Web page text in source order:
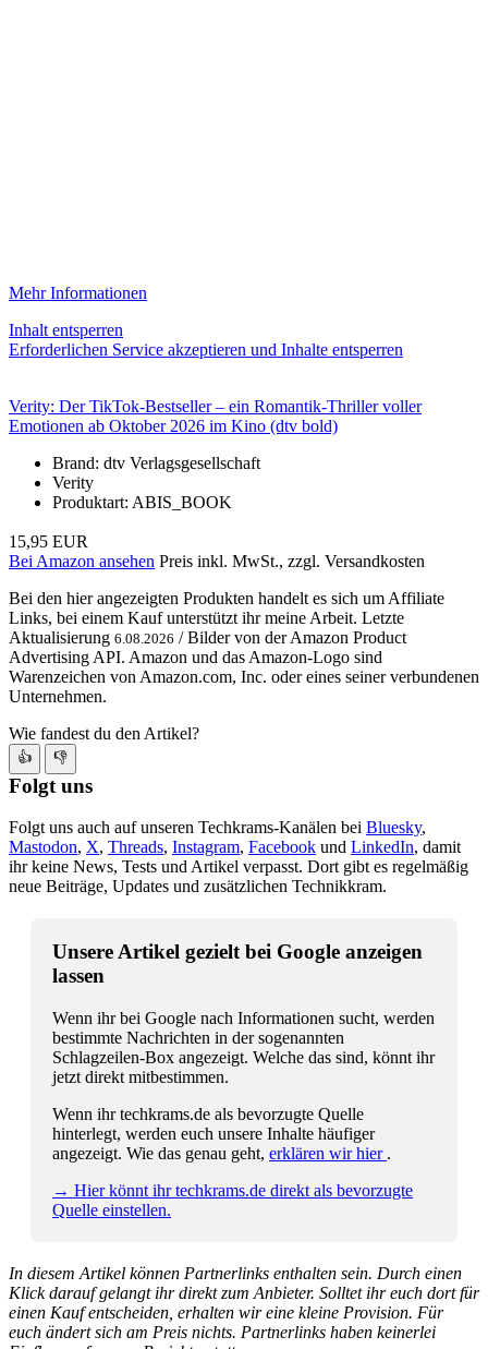
Mehr Informationen
Inhalt entsperren
Erforderlichen Service akzeptieren und Inhalte entsperren
Verity: Der TikTok-Bestseller – ein Romantik-Thriller voller
Emotionen ab Oktober 2026 im Kino (dtv bold)
Brand: dtv Verlagsgesellschaft
Verity
Produktart: ABIS_BOOK
15,95 EUR
Bei Amazon ansehen Preis inkl. MwSt., zzgl. Versandkosten
Bei den hier angezeigten Produkten handelt es sich um Affiliate
Links, bei einem Kauf unterstützt ihr meine Arbeit. Letzte
Aktualisierung 6.08.2026 / Bilder von der Amazon Product
Advertising API. Amazon und das Amazon-Logo sind
Warenzeichen von Amazon.com, Inc. oder eines seiner verbundenen
Unternehmen.
Wie fandest du den Artikel?
👍 👎
Folgt uns
Folgt uns auch auf unseren Techkrams-Kanälen bei Bluesky,
Mastodon, X, Threads, Instagram, Facebook und LinkedIn, damit
ihr keine News, Tests und Artikel verpasst. Dort gibt es regelmäßig
neue Beiträge, Updates und zusätzlichen Technikkram.
Unsere Artikel gezielt bei Google anzeigen
lassen
Wenn ihr bei Google nach Informationen sucht, werden
bestimmte Nachrichten in der sogenannten
Schlagzeilen-Box angezeigt. Welche das sind, könnt ihr
jetzt direkt mitbestimmen.
Wenn ihr techkrams.de als bevorzugte Quelle
hinterlegt, werden euch unsere Inhalte häufiger
angezeigt. Wie das genau geht, erklären wir hier .
→ Hier könnt ihr techkrams.de direkt als bevorzugte
Quelle einstellen.
In diesem Artikel können Partnerlinks enthalten sein. Durch einen
Klick darauf gelangt ihr direkt zum Anbieter. Solltet ihr euch dort für
einen Kauf entscheiden, erhalten wir eine kleine Provision. Für
euch ändert sich am Preis nichts. Partnerlinks haben keinerlei